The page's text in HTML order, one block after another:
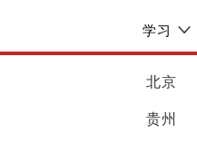
学习
北京
贵州